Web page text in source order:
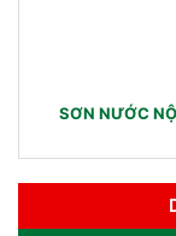
SƠN NƯỚC